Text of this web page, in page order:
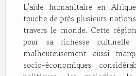
L'aide humanitaire en
touche de près plusieurs
travers le monde. Cette
pour sa richesse
malheureusement aussi
socio-économiques